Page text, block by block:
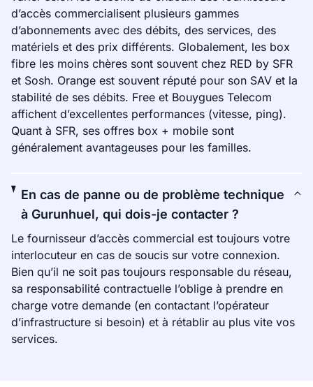
d’accès commercialisent plusieurs gammes
d’abonnements avec des débits, des services, des
matériels et des prix différents. Globalement, les box
fibre les moins chères sont souvent chez RED by SFR
et Sosh. Orange est souvent réputé pour son SAV et la
stabilité de ses débits. Free et Bouygues Telecom
affichent d’excellentes performances (vitesse, ping).
Quant à SFR, ses offres box + mobile sont
généralement avantageuses pour les familles.
En cas de panne ou de problème technique
à Gurunhuel, qui dois-je contacter ?
Le fournisseur d’accès commercial est toujours votre
interlocuteur en cas de soucis sur votre connexion.
Bien qu’il ne soit pas toujours responsable du réseau,
sa responsabilité contractuelle l’oblige à prendre en
charge votre demande (en contactant l’opérateur
d’infrastructure si besoin) et à rétablir au plus vite vos
services.